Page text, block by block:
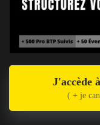
J'accède
( + je